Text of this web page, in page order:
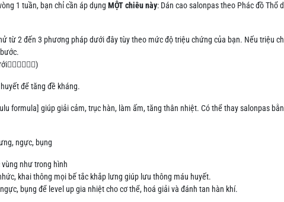
1 tuần, bạn chỉ cần áp dụng MỘT chiêu này: Dán cao salonpas theo Phác đồ Thổ
từ 2 đến 3 phương pháp dưới đây tùy theo mức độ triệu chứng của bạn. Nếu triệu
để tăng đề kháng.
formula] giúp giải cảm, trục hàn, làm ấm, tăng thân nhiệt. Có thể thay salonpas
ngực, bụng
vùng như trong hình
khai thông mọi bế tắc khắp lưng giúp lưu thông máu huyết.
bụng để level up gia nhiệt cho cơ thể, hoá giải và đánh tan hàn khí.